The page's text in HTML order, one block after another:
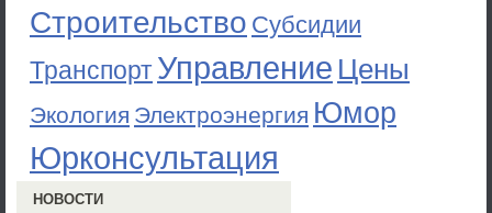
Строительство Субсидии
ТранспортУправление Цены
Экология Электроэнергия Юмор
Юрконсультация
НОВОСТИ